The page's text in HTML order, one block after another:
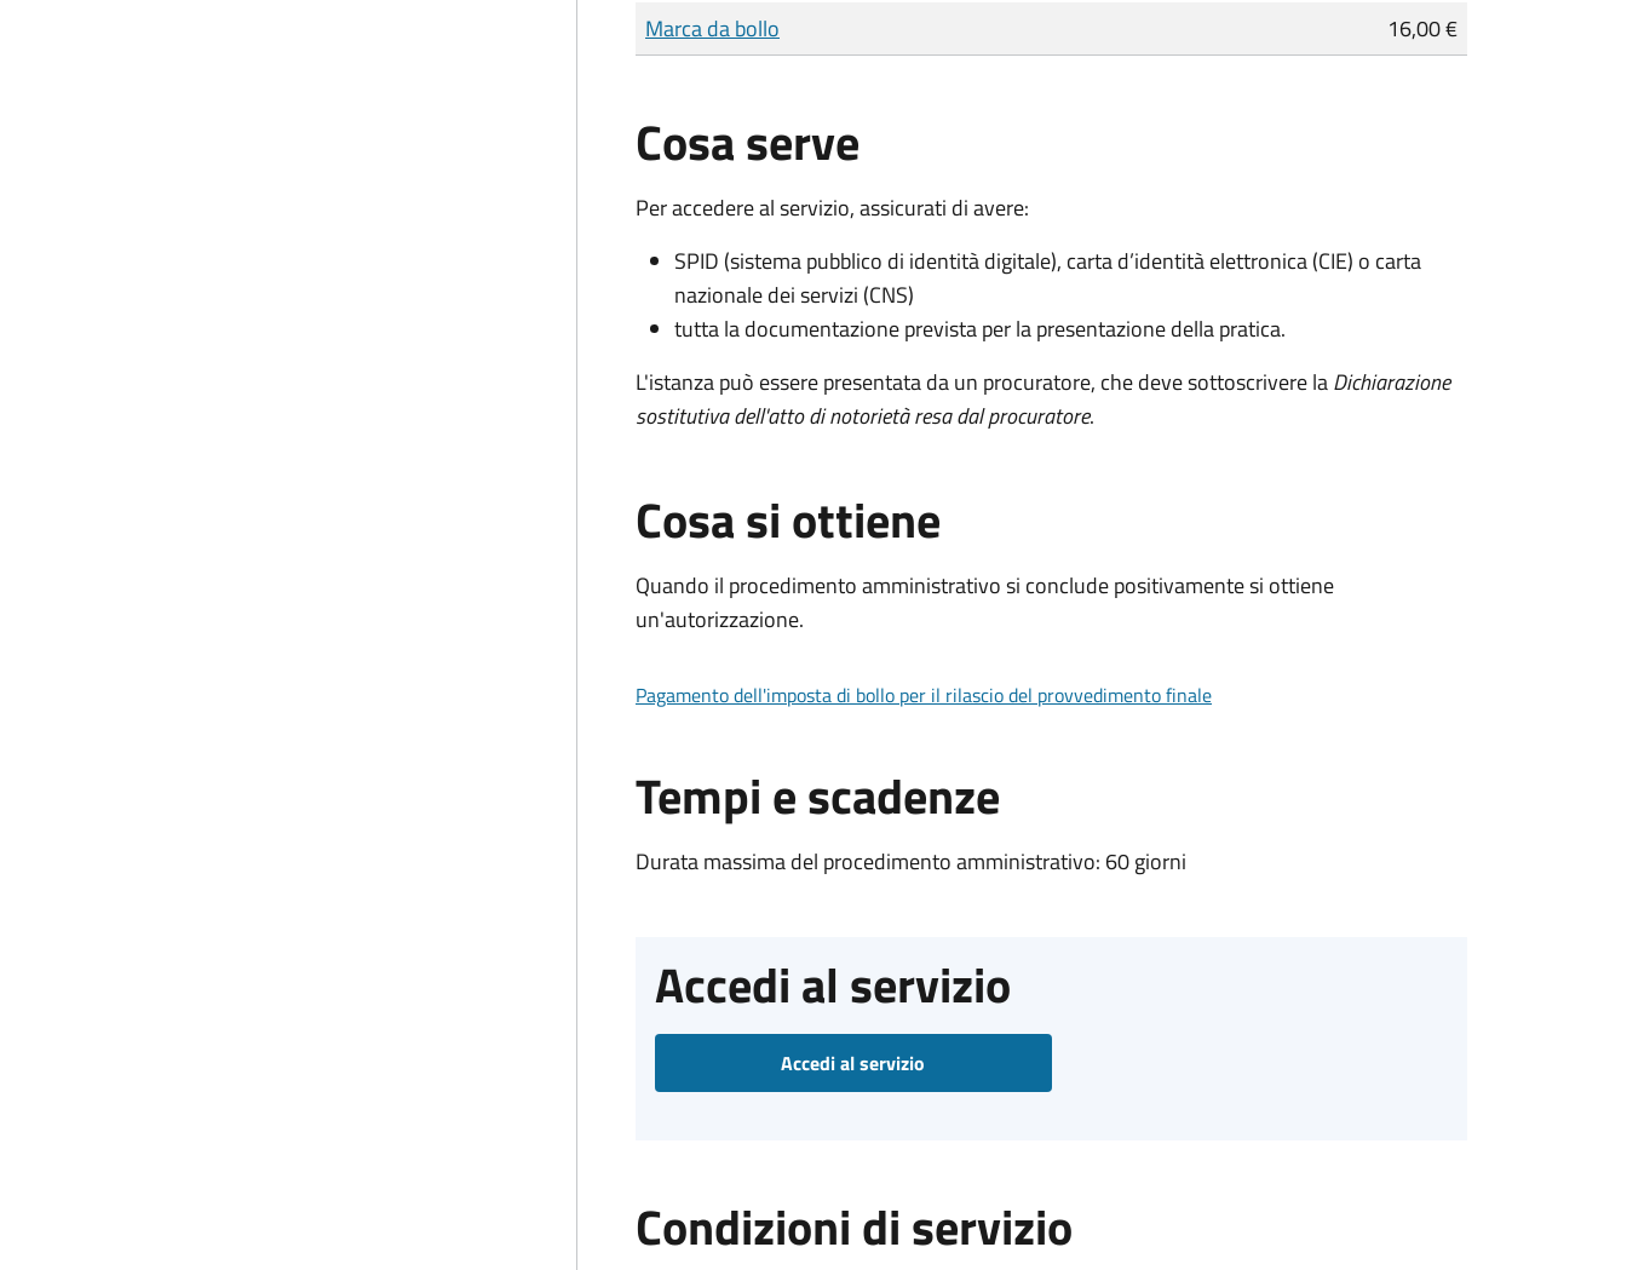
Tipo di pagamento
Importo
Marca da bollo 16,00 €
Cosa serve
Per accedere al servizio, assicurati di avere:
SPID (sistema pubblico di identità digitale), carta d’identità elettronica (CIE) o carta
nazionale dei servizi (CNS)
tutta la documentazione prevista per la presentazione della pratica.
L'istanza può essere presentata da un procuratore, che deve sottoscrivere laDichiarazione
sostitutiva dell'atto di notorietà resa dal procuratore.
Cosa si ottiene
Quando il procedimento amministrativo si conclude positivamente si ottiene
un'autorizzazione.
Pagamento dell'imposta di bollo per il rilascio del provvedimento finale
Tempi e scadenze
Durata massima del procedimento amministrativo: 60 giorni
Accedi al servizio
Accedi al servizio
Condizioni di servizio